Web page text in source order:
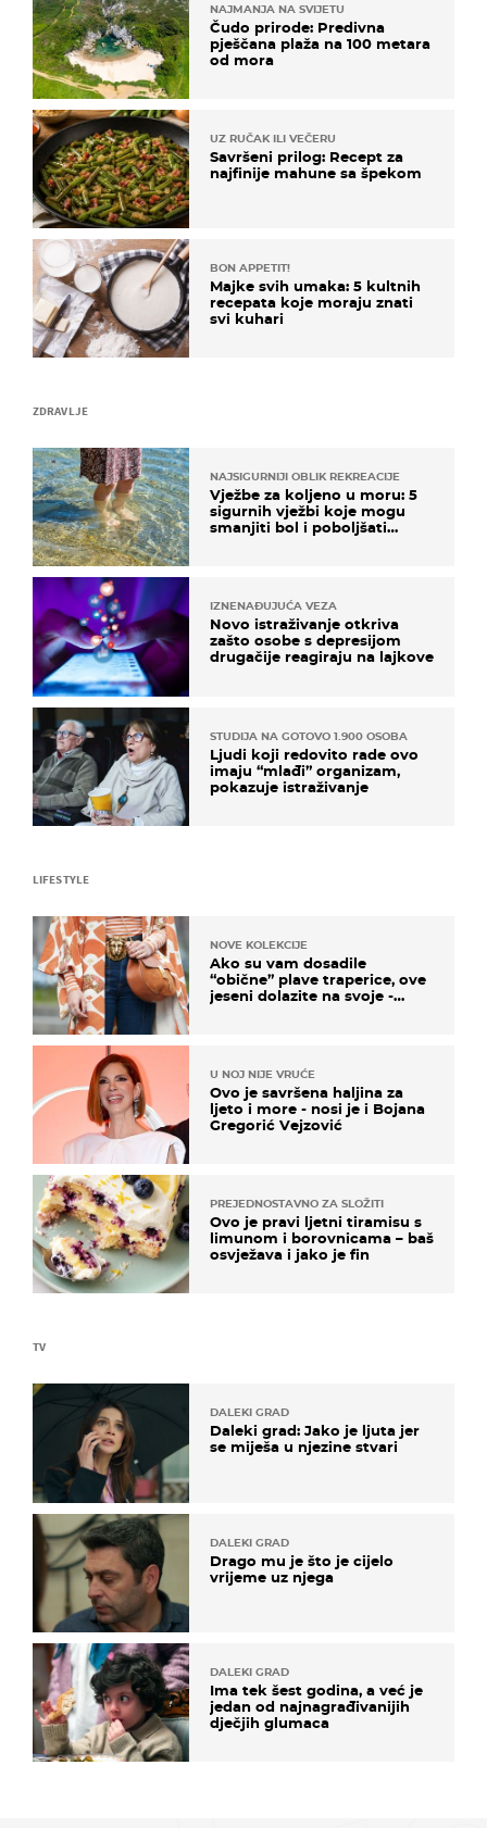
ZDRAVLJE
NAJSIGURNIJI OBLIK REKREACIJE
Vježbe za koljeno u moru: 5
sigurnih vježbi koje mogu
smanjiti bol i poboljšati
IZNENAĐUJUĆA VEZA
Novo istraživanje otkriva
zašto osobe s depresijom
drugačije reagiraju na lajkove
STUDIJA NA GOTOVO 1.900 OSOBA
Ljudi koji redovito rade ovo
imaju “mlađi” organizam,
pokazuje istraživanje
TV
DALEKI GRAD
Daleki grad: Jako je ljuta jer
se miješa u njezine stvari
DALEKI GRAD
Drago mu je što je cijelo
vrijeme uz njega
DALEKI GRAD
Ima tek šest godina, a već je
jedan od najnagrađivanijih
dječjih glumaca
NAJMANJA NA SVIJETU
Čudo prirode: Predivna
pješčana plaža na 100 metara
od mora
UZ RUČAK ILI VEČERU
Savršeni prilog: Recept za
najfinije mahune sa špekom
BON APPETIT!
Majke svih umaka: 5 kultnih
recepata koje moraju znati
svi kuhari
LIFESTYLE
NOVE KOLEKCIJE
Ako su vam dosadile
“obične” plave traperice, ove
jeseni dolazite na svoje -
U NOJ NIJE VRUĆE
Ovo je savršena haljina za
ljeto i more - nosi je i Bojana
Gregorić Vejzović
PREJEDNOSTAVNO ZA SLOŽITI
Ovo je pravi ljetni tiramisu s
limunom i borovnicama – baš
osvježava i jako je fin